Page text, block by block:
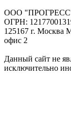
ООО
ОГРН:
125167 г. Москва
офис 2
Данный сайт не
исключительно